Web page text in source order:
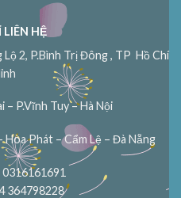
HỆ
2, P.Bình Trị Đông , TP Hồ Chí
– P.Vĩnh Tuy – Hà Nội
Phát – Cẩm Lệ – Đà Nẵng
364798228